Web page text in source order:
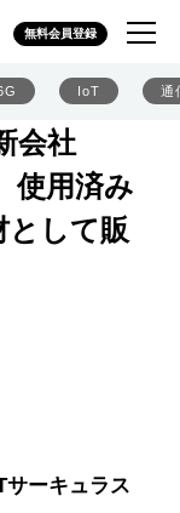
無料会員登録
IoT 通
会社
使用済み
として販
サーキュラス